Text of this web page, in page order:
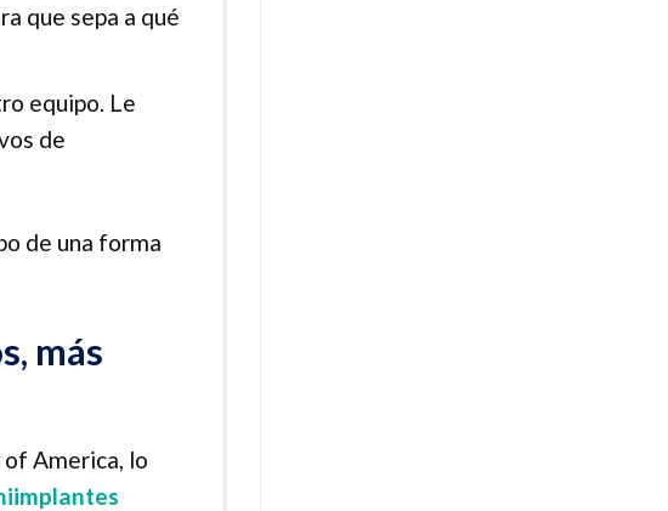
que sepa a qué
equipo. Le
de
de una forma
más
America, lo